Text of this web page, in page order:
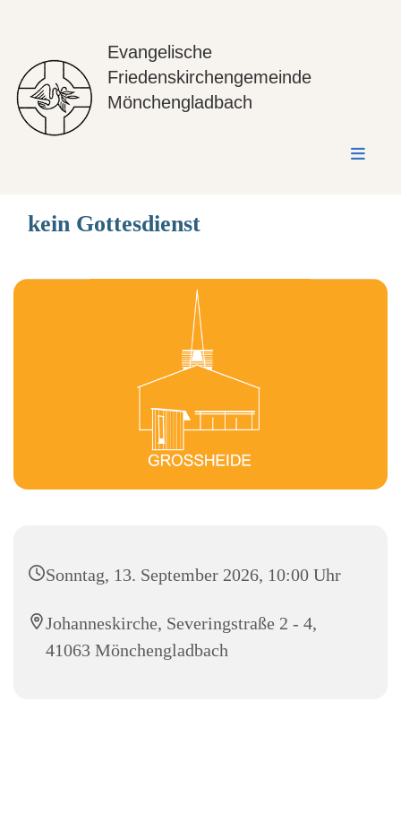
Evangelische
Friedenskirchengemeinde
Mönchengladbach
kein Gottesdienst
Sonntag, 13. September 2026, 10:00 Uhr
Johanneskirche, Severingstraße 2 - 4,
41063 Mönchengladbach